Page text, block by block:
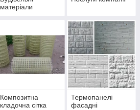
матеріали
Композитна
кладочна сітка
Термопанелі
фасадні